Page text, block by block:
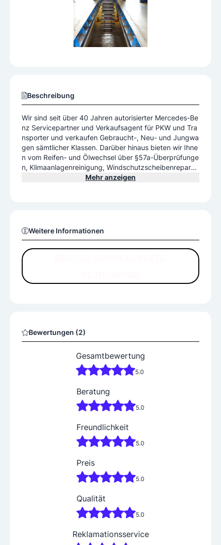
Beschreibung
Wir sind seit über 40 Jahren autorisierter Mercedes-Be
nz Servicepartner und Verkaufsagent für PKW und Tra
nsporter und verkaufen Gebraucht-, Neu- und Jungwa
gen sämtlicher Klassen. Darüber hinaus bieten wir Ihne
n vom Reifen- und Ölwechsel über §57a-Überprüfunge
n, Klimaanlagenreinigung, Windschutzscheibenreparat
ur, Überprüfung der Lenkgeometrie, bis hin zum Absch
Mehr anzeigen
Weitere Informationen
Bewertungen (2)
Gesamtbewertung
5.0
Beratung
5.0
Freundlichkeit
5.0
Preis
5.0
Qualität
5.0
Reklamationsservice